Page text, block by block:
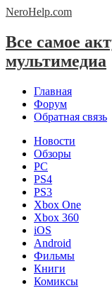
NeroHelp.com
Все самое
мультимедиа
Главная
Форум
Обратная связь
Новости
Обзоры
PC
PS4
PS3
Xbox One
Xbox 360
iOS
Android
Фильмы
Книги
Комиксы